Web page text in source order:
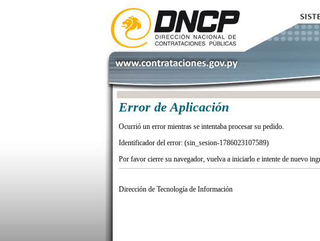
Error de Aplicación
Ocurrió un error mientras se intentaba procesar su pedido.
Identificador del error: (sin_sesion-1786023107589)
Por favor cierre su navegador, vuelva a iniciarlo e intente de nuevo
Dirección de Tecnología de Información